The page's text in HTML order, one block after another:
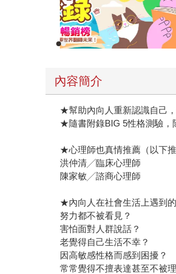
內容簡介
★幫助內向人重新認識自己
★隨書附錄BIG 5性格測驗，
★心理師也真情推薦（以下推
洪仲清╱臨床心理師
陳家敏╱諮商心理師
★內向人在社會生活上遇到
努力都不被看見？
害怕面對人群說話？
老覺得自己生活不幸？
因高敏感性格而感到困擾？
常常覺得不擅表達甚至不被